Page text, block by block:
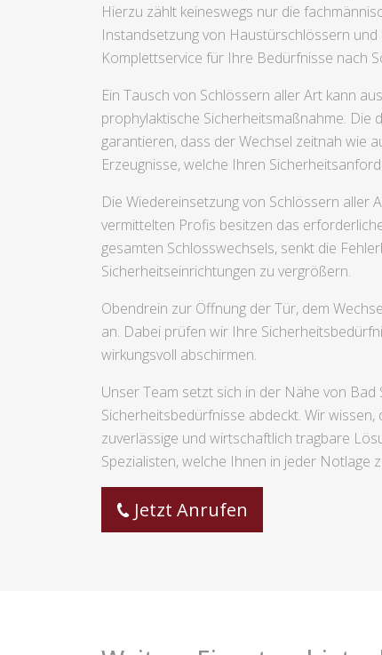
Hierzu zählt keineswegs nur die
Instandsetzung von Haustürschlössern
Komplettservice für Ihre Bedürfnisse nach
Ein Tausch von Schlössern aller Art kann
prophylaktische Sicherheitsmaßnahme.
garantieren, dass der Wechsel zeitnah wie
Erzeugnisse, welche Ihren
Die Wiedereinsetzung von Schlössern aller
vermittelten Profis besitzen das
gesamten Schlosswechsels, senkt die
Sicherheitseinrichtungen zu vergrößern.
Obendrein zur Öffnung der Tür, dem
an. Dabei prüfen wir Ihre
wirkungsvoll abschirmen.
Unser Team setzt sich in der Nähe von
Sicherheitsbedürfnisse abdeckt. Wir
zuverlässige und wirtschaftlich tragbare
Spezialisten, welche Ihnen in jeder Notlage
Jetzt Anrufen